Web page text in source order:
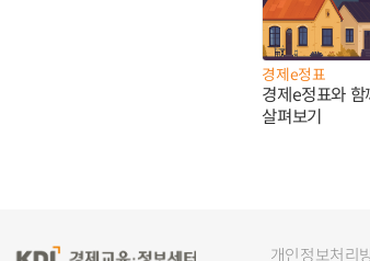
경제e정표
경제e정표와
살펴보기
개인정보처리